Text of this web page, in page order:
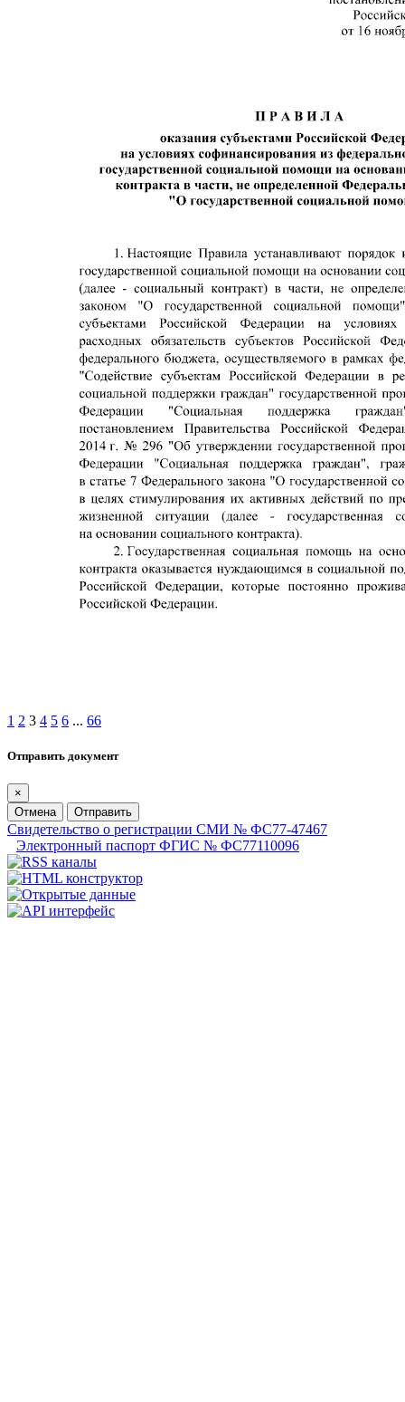
1 2 3 4 5 6 ... 66
Отправить документ
×
Отмена
Отправить
Свидетельство о регистрации СМИ № ФС77-47467
Электронный паспорт ФГИС № ФС77110096